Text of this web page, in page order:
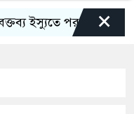
পররাষ্ট্র মন্ত্রণালয়ের
×